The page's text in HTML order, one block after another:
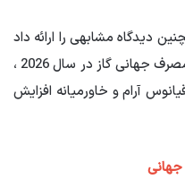
دیدگاه مشابهی را ارائه داد
که پس از رکود نسبی در سال 2025 ، مصرف جهانی گاز در سال 2026 ،
آرام و خاورمیانه افزایش
جهانی